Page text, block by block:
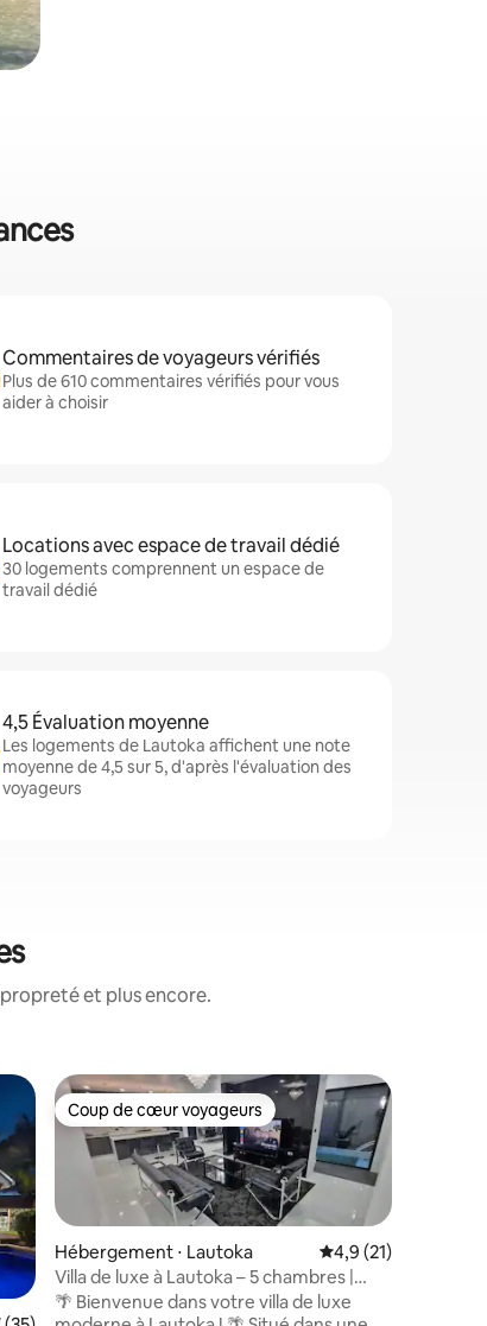
Commentaires de voyageurs vérifiés
Plus de 610 commentaires vérifiés pour vous
aider à choisir
Locations avec espace de travail dédié
30 logements comprennent un espace de
travail dédié
4,5 Évaluation moyenne
Les logements de Lautoka affichent une note
moyenne de 4,5 sur 5, d'après l'évaluation des
voyageurs
et plus encore.
Coup de cœur voyageurs
Coup de cœur voyageurs
Hébergement ⋅ Lautoka Évaluation
4,9 (21)
Villa de luxe à Lautoka – 5 chambres |
Piscine | Climatisation | Portail
🌴 Bienvenue dans votre villa de luxe